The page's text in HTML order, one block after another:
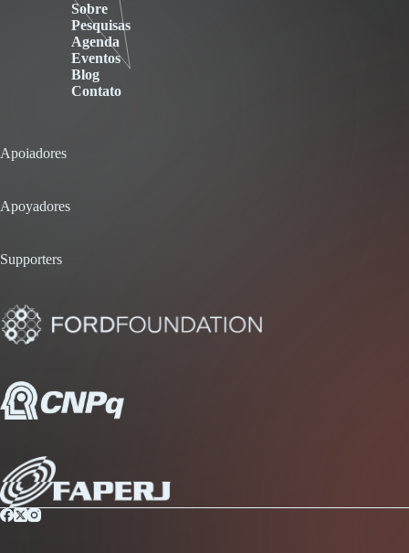
Sobre
Pesquisas
Agenda
Eventos
Blog
Contato
Apoiadores
Apoyadores
Supporters